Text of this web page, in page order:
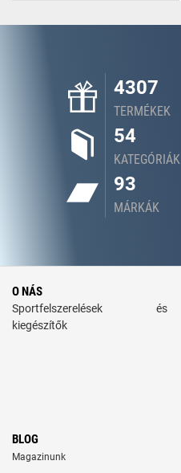
4307
TERMÉKEK
54
KATEGÓRIÁK
93
MÁRKÁK
O NÁS
Sportfelszerelések és
kiegészítők
BLOG
Magazinunk